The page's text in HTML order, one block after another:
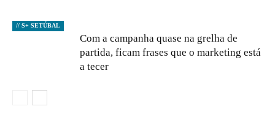
// S+ SETÚBAL
Com a campanha quase na grelha de
partida, ficam frases que o marketing está
a tecer